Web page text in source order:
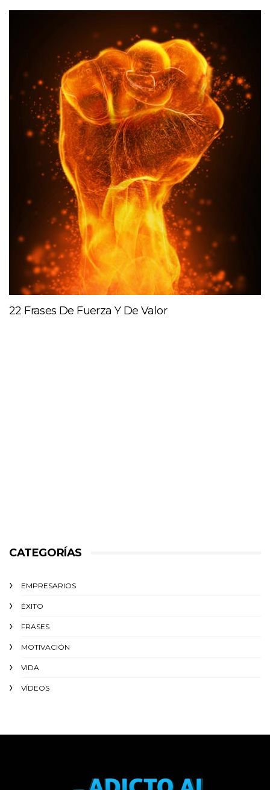
22 Frases De Fuerza Y De Valor
CATEGORÍAS
EMPRESARIOS
ÉXITO‬
FRASES
MOTIVACIÓN
VIDA
VÍDEOS